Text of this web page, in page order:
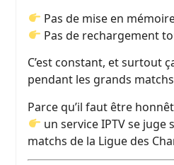
Pas de mise en
Pas de rechargement
C’est constant, et surtout
pendant les grands
Parce qu’il faut être
un service IPTV se juge
matchs de la Ligue des